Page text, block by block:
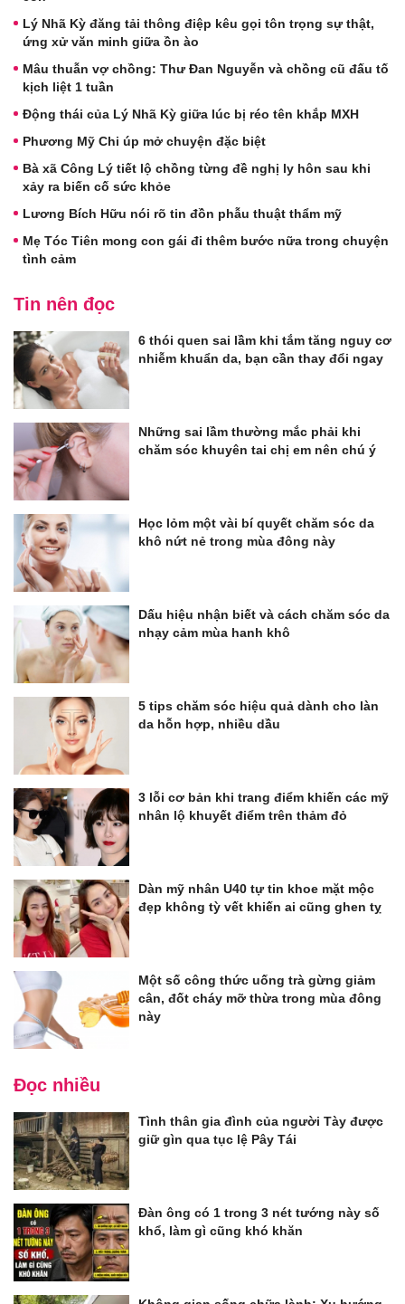
Lý Nhã Kỳ đăng tải thông điệp kêu gọi tôn trọng sự thật,
ứng xử văn minh giữa ồn ào
Mâu thuẫn vợ chồng: Thư Đan Nguyễn và chồng cũ đấu tố
kịch liệt 1 tuần
Động thái của Lý Nhã Kỳ giữa lúc bị réo tên khắp MXH
Phương Mỹ Chi úp mở chuyện đặc biệt
Bà xã Công Lý tiết lộ chồng từng đề nghị ly hôn sau khi
xảy ra biến cố sức khỏe
Lương Bích Hữu nói rõ tin đồn phẫu thuật thẩm mỹ
Mẹ Tóc Tiên mong con gái đi thêm bước nữa trong chuyện
tình cảm
Tin nên đọc
6 thói quen sai lầm khi tắm tăng nguy cơ
nhiễm khuẩn da, bạn cần thay đổi ngay
Những sai lầm thường mắc phải khi
chăm sóc khuyên tai chị em nên chú ý
Học lỏm một vài bí quyết chăm sóc da
khô nứt nẻ trong mùa đông này
Dấu hiệu nhận biết và cách chăm sóc da
nhạy cảm mùa hanh khô
5 tips chăm sóc hiệu quả dành cho làn
da hỗn hợp, nhiều dầu
3 lỗi cơ bản khi trang điểm khiến các mỹ
nhân lộ khuyết điểm trên thảm đỏ
Dàn mỹ nhân U40 tự tin khoe mặt mộc
đẹp không tỳ vết khiến ai cũng ghen tỵ
Một số công thức uống trà gừng giảm
cân, đốt cháy mỡ thừa trong mùa đông
này
Đọc nhiều
Tình thân gia đình của người Tày được
giữ gìn qua tục lệ Pây Tái
Đàn ông có 1 trong 3 nét tướng này số
khổ, làm gì cũng khó khăn